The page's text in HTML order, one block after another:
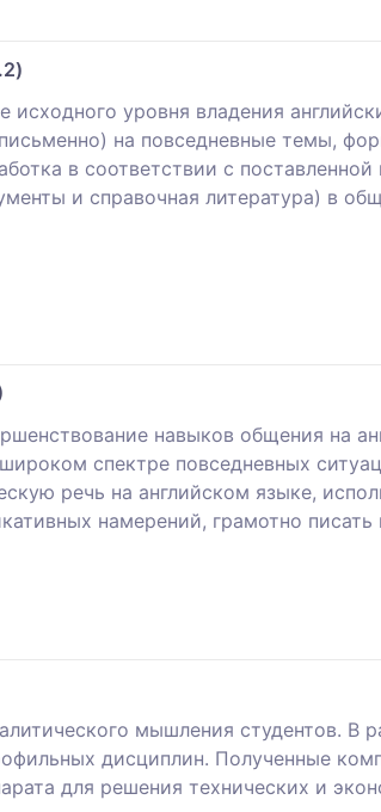
исходного уровня владения
на повседневные темы,
в соответствии с
и справочная литература) в
навыков общения на
спектре повседневных
речь на английском языке,
намерений, грамотно
мышления студентов. В
дисциплин. Полученные
для решения технических и